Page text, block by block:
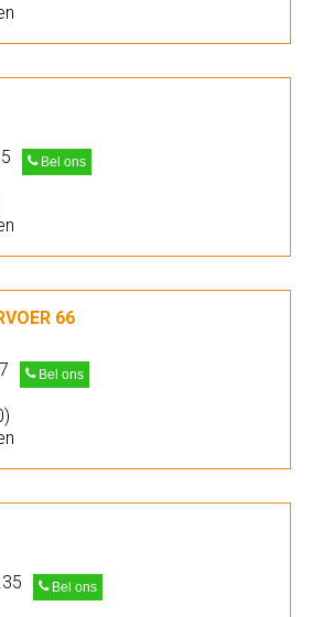
Bel ons
66
Bel ons
Bel ons